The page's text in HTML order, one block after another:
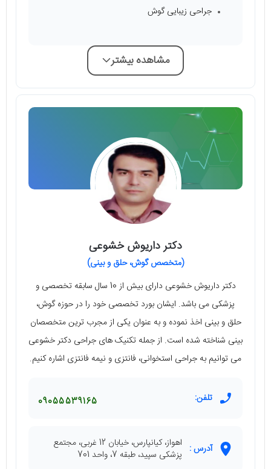
جراحی زیبایی گوش
مشاهده بیشتر
دکتر داریوش خشوعی
(متخصص گوش، حلق و بینی)
دکتر داریوش خشوعی دارای بیش از 10 سال سابقه‌ تخصصی و
پزشکی می‌ باشد. ایشان بورد تخصصی خود را در حوزه‌ گوش،
حلق و بینی اخذ نموده و به عنوان یکی از مجرب‌ ترین متخصصان
بینی شناخته شده است. از جمله تکنیک‌ های جراحی دکتر خشوعی
می‌ توانیم به جراحی استخوانی، فانتزی و نیمه فانتزی اشاره کنیم.
تلفن: 09055539165
آدرس :
اهواز، کیانپارس، خیابان 12 غربی، مجتمع
پزشکی سپید، طبقه 7، واحد 701